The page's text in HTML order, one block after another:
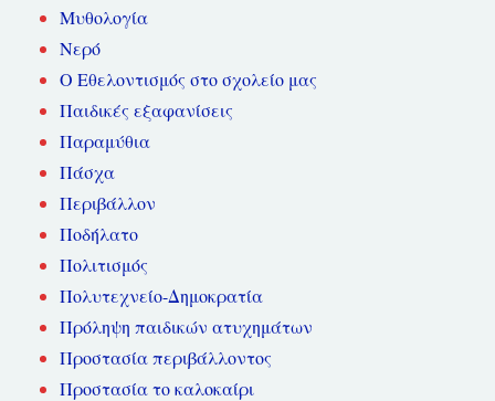
Μυθολογία
Νερό
Ο Εθελοντισμός στο σχολείο μας
Παιδικές εξαφανίσεις
Παραμύθια
Πάσχα
Περιβάλλον
Ποδήλατο
Πολιτισμός
Πολυτεχνείο-Δημοκρατία
Πρόληψη παιδικών ατυχημάτων
Προστασία περιβάλλοντος
Προστασία το καλοκαίρι